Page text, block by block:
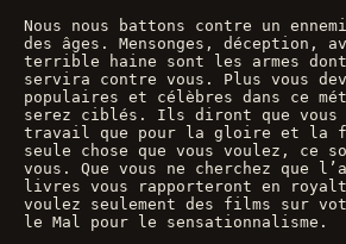
Nous nous battons contre un
des âges. Mensonges, déception,
terrible haine sont les armes
servira contre vous. Plus vous
populaires et célèbres dans ce
serez ciblés. Ils diront que vous
travail que pour la gloire et la
seule chose que vous voulez, ce
vous. Que vous ne cherchez que
livres vous rapporteront en
voulez seulement des films sur
le Mal pour le sensationnalisme.